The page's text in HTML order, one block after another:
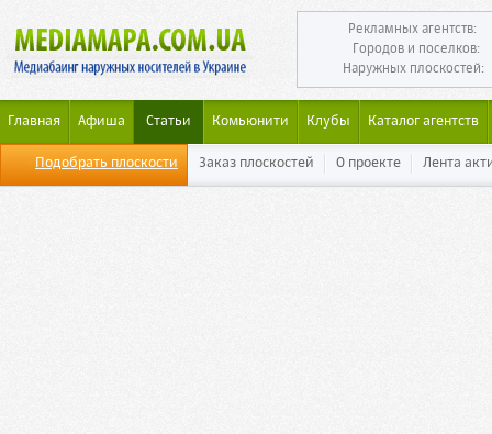
Рекламных агентств:
Городов и поселков:
Наружных плоскостей:
Главная Афиша Статьи Комьюнити Клубы Каталог агентств
Подобрать плоскости Заказ плоскостей О проекте Лента